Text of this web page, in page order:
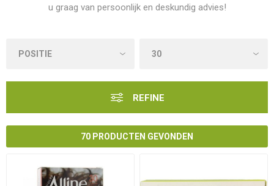
u graag van persoonlijk en deskundig advies!
REFINE
70 PRODUCTEN GEVONDEN